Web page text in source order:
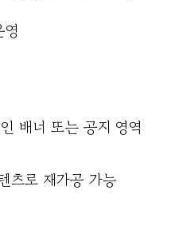
배너 또는 공지 영역
츠로 재가공 가능